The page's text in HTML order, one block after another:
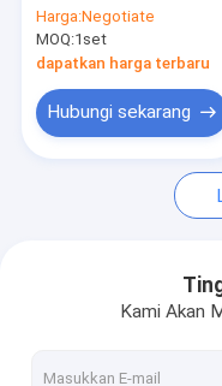
Harga:Negotiate
MOQ:1set
dapatkan harga terbaru
Hubungi sekarang
Kami Akan